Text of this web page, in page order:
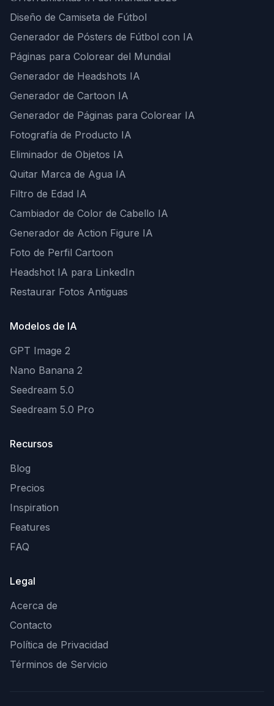
Diseño de Camiseta de Fútbol
Generador de Pósters de Fútbol con IA
Páginas para Colorear del Mundial
Generador de Headshots IA
Generador de Cartoon IA
Generador de Páginas para Colorear IA
Fotografía de Producto IA
Eliminador de Objetos IA
Quitar Marca de Agua IA
Filtro de Edad IA
Cambiador de Color de Cabello IA
Generador de Action Figure IA
Foto de Perfil Cartoon
Headshot IA para LinkedIn
Restaurar Fotos Antiguas
Modelos de IA
GPT Image 2
Nano Banana 2
Seedream 5.0
Seedream 5.0 Pro
Recursos
Blog
Precios
Inspiration
Features
FAQ
Legal
Acerca de
Contacto
Política de Privacidad
Términos de Servicio